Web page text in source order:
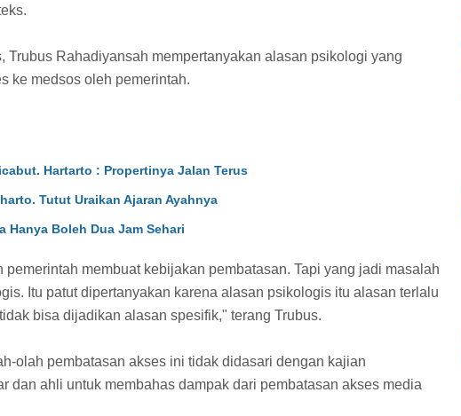
Trubus Rahadiyansah mempertanyakan alasan psikologi yang
ke medsos oleh pemerintah.
Hartarto : Propertinya Jalan Terus
Tutut Uraikan Ajaran Ayahnya
Hanya Boleh Dua Jam Sehari
pemerintah membuat kebijakan pembatasan. Tapi yang jadi masalah
Itu patut dipertanyakan karena alasan psikologis itu alasan terlalu
bisa dijadikan alasan spesifik," terang Trubus.
olah pembatasan akses ini tidak didasari dengan kajian
dan ahli untuk membahas dampak dari pembatasan akses media